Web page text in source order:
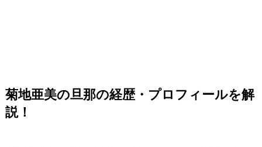
菊地亜美の旦那の経歴・プロフィールを解
説！